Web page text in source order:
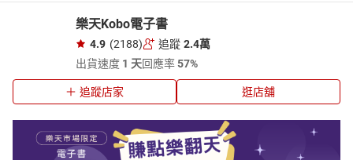
樂天Kobo電子書
4.9 (2188) 追蹤 2.4萬
出貨速度 1 天回應率57%
追蹤店家 逛店舖